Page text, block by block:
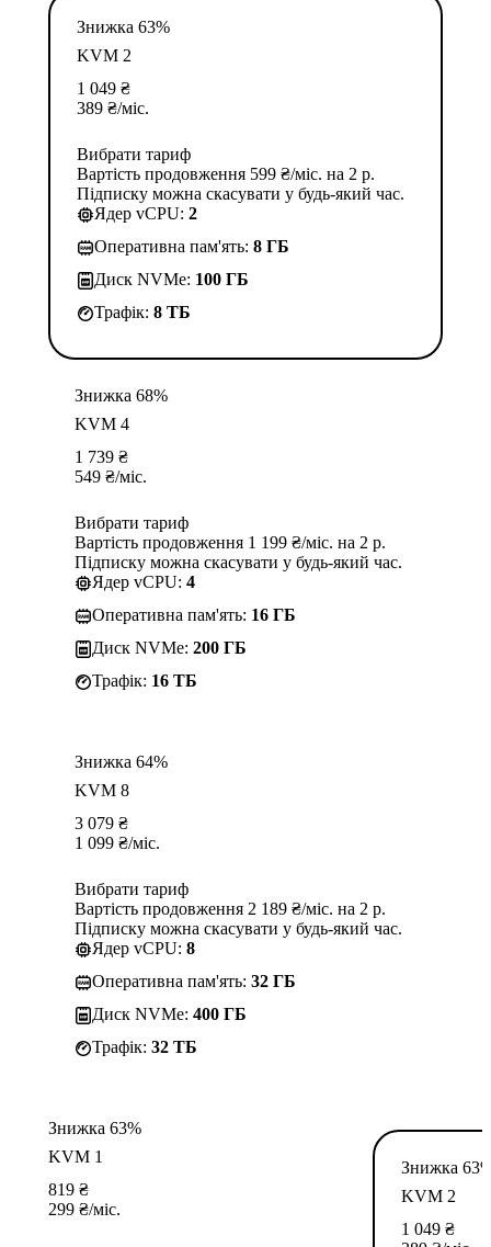
Знижка 63%
KVM 2
1 049 ₴
389 ₴/міс.
Вибрати тариф
Вартість продовження 599 ₴/міс. на 2 р.
Підписку можна скасувати у будь-який час.
Ядер vCPU: 2
Оперативна пам'ять: 8 ГБ
Диск NVMe: 100 ГБ
Трафік: 8 TБ
Знижка 68%
KVM 4
1 739 ₴
549 ₴/міс.
Вибрати тариф
Вартість продовження 1 199 ₴/міс. на 2 р.
Підписку можна скасувати у будь-який час.
Ядер vCPU: 4
Оперативна пам'ять: 16 ГБ
Диск NVMe: 200 ГБ
Трафік: 16 TБ
Знижка 64%
KVM 8
3 079 ₴
1 099 ₴/міс.
Вибрати тариф
Вартість продовження 2 189 ₴/міс. на 2 р.
Підписку можна скасувати у будь-який час.
Ядер vCPU: 8
Оперативна пам'ять: 32 ГБ
Диск NVMe: 400 ГБ
Трафік: 32 TБ
Знижка 63%
KVM 1
819 ₴
299 ₴/міс.
Знижка
KVM 2
1 049 ₴